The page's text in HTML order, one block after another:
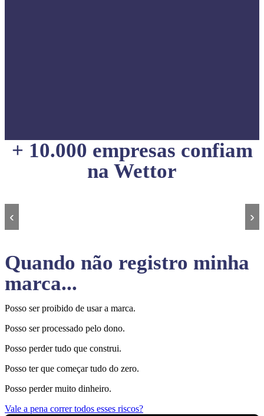
+ 10.000 empresas confiam
na Wettor
‹ ›
Quando não registro minha
marca...
Posso ser proibido de usar a marca.
Posso ser processado pelo dono.
Posso perder tudo que construi.
Posso ter que começar tudo do zero.
Posso perder muito dinheiro.
Vale a pena correr todos esses riscos?